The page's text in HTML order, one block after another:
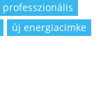
professzionális
új energiacimke